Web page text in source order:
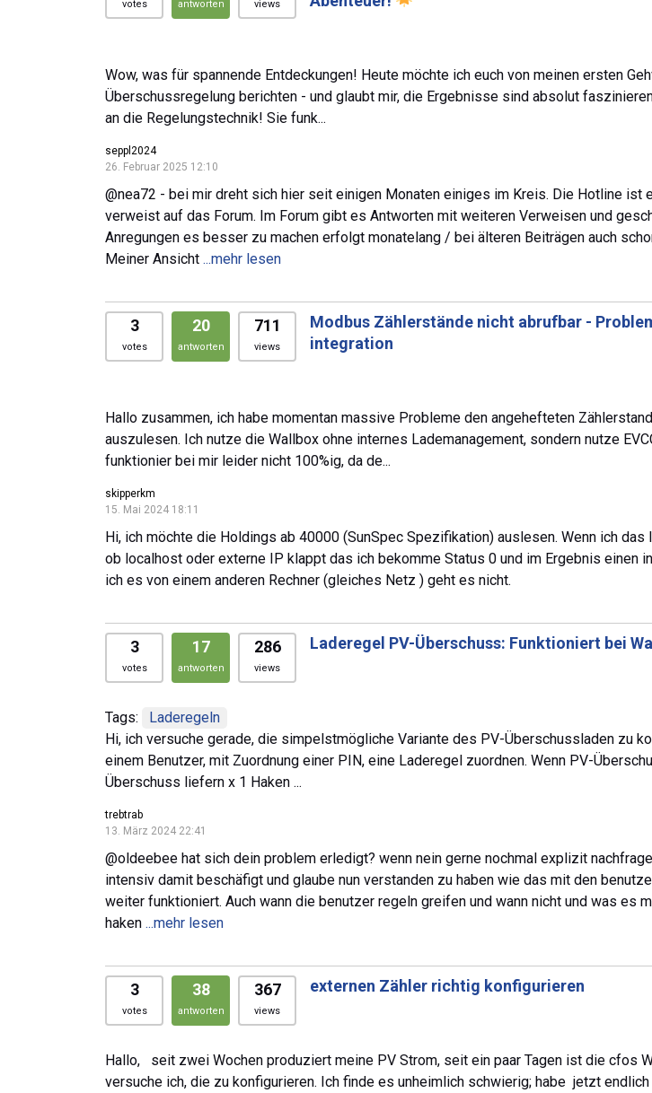
votes antworten views
Wow, was für spannende Entdeckungen! Heute möchte ich euch von meinen ersten
Überschussregelung berichten - und glaubt mir, die Ergebnisse sind absolut
an die Regelungstechnik! Sie funk...
seppl2024
26. Februar 2025 12:10
@nea72 - bei mir dreht sich hier seit einigen Monaten einiges im Kreis. Die Hotline ist
verweist auf das Forum. Im Forum gibt es Antworten mit weiteren Verweisen und
Anregungen es besser zu machen erfolgt monatelang / bei älteren Beiträgen auch
Meiner Ansicht ...mehr lesen
3
votes
20
antworten
711
views
Modbus Zählerstände nicht abrufbar -
integration
Hallo zusammen, ich habe momentan massive Probleme den angehefteten
auszulesen. Ich nutze die Wallbox ohne internes Lademanagement, sondern nutze
funktionier bei mir leider nicht 100%ig, da de...
skipperkm
15. Mai 2024 18:11
Hi, ich möchte die Holdings ab 40000 (SunSpec Spezifikation) auslesen. Wenn ich das
ob localhost oder externe IP klappt das ich bekomme Status 0 und im Ergebnis einen
ich es von einem anderen Rechner (gleiches Netz ) geht es nicht.
3
votes
17
antworten
286
views
Laderegel PV-Überschuss: Funktioniert bei
Tags:
Laderegeln
Hi, ich versuche gerade, die simpelstmögliche Variante des PV-Überschussladen zu
einem Benutzer, mit Zuordnung einer PIN, eine Laderegel zuordnen. Wenn PV-
Überschuss liefern x 1 Haken ...
trebtrab
13. März 2024 22:41
@oldeebee hat sich dein problem erledigt? wenn nein gerne nochmal explizit
intensiv damit beschäfigt und glaube nun verstanden zu haben wie das mit den
weiter funktioniert. Auch wann die benutzer regeln greifen und wann nicht und was es
haken ...mehr lesen
3
votes
38
antworten
367
views
externen Zähler richtig konfigurieren
Hallo, seit zwei Wochen produziert meine PV Strom, seit ein paar Tagen ist die cfos
versuche ich, die zu konfigurieren. Ich finde es unheimlich schwierig; habe jetzt